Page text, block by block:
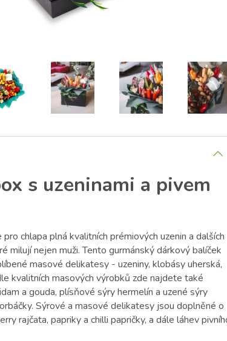
s uzeninami a pivem
chlapa plná kvalitních prémiových uzenin a dalších
milují nejen muži. Tento gurmánský dárkový balíček
masové delikatesy - uzeniny, klobásy uherská,
kvalitních masových výrobků zde najdete také
a gouda, plísňové sýry hermelín a uzené sýry
Sýrové a masové delikatesy jsou doplněné o
rajčata, papriky a chilli papričky, a dále láhev